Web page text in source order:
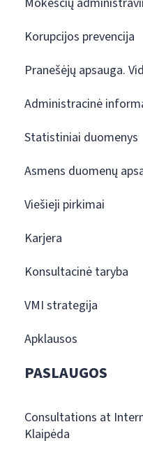
Korupcijos prevencija
Pranešėjų apsauga.
Administracinė
Statistiniai duomenys
Asmens duomenų
Viešieji pirkimai
Karjera
Konsultacinė taryba
VMI strategija
Apklausos
PASLAUGOS
Consultations at
Klaipėda